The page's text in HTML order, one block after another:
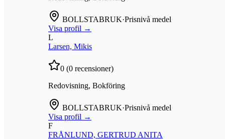
BOLLSTABRUK·Prisnivå medel
Visa profil →
L
Larsen, Mikis
0 (0 recensioner)
Redovisning, Bokföring
BOLLSTABRUK·Prisnivå medel
Visa profil →
F
FRÅNLUND, GERTRUD ANITA